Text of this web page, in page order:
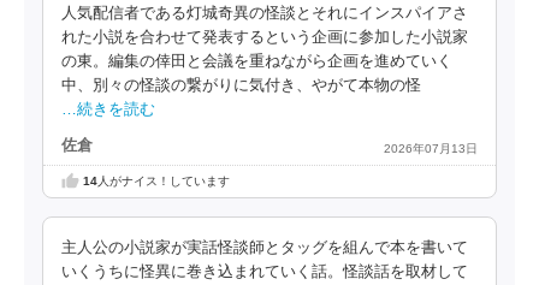
人気配信者である灯城奇異の怪談とそれにインスパイアさ
れた小説を合わせて発表するという企画に参加した小説家
の東。編集の倖田と会議を重ねながら企画を進めていく
中、別々の怪談の繋がりに気付き、やがて本物の怪
…続きを読む
佐倉 2026年07月13日
14人がナイス！しています
主人公の小説家が実話怪談師とタッグを組んで本を書いて
いくうちに怪異に巻き込まれていく話。怪談話を取材して